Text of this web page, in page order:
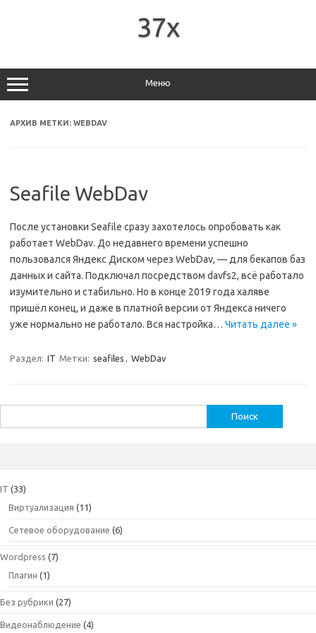
37x
Меню
АРХИВ МЕТКИ: WEBDAV
Seafile WebDav
После установки Seafile сразу захотелось опробовать как
работает WebDav. До недавнего времени успешно
пользовался Яндекс Диском через WebDav, — для бекапов баз
данных и сайта. Подключал посредством davfs2, всё работало
изумительно и стабильно. Но в конце 2019 года халяве
пришёл конец, и даже в платной версии от Яндекса ничего
уже нормально не работало. Вся настройка… Читать далее »
Раздел: IT Метки: seafiles , WebDav
IT (33)
Виртуализация (11)
Сетевое оборудование (6)
Wordpress (7)
Плагин (1)
Без рубрики (27)
Видеонаблюдение (4)